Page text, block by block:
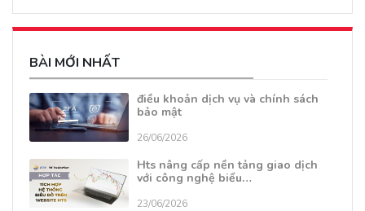
BÀI MỚI NHẤT
điều khoản dịch vụ và chính sách
bảo mật
26/06/2026
Hts nâng cấp nền tảng giao dịch
với công nghệ biểu…
23/06/2026